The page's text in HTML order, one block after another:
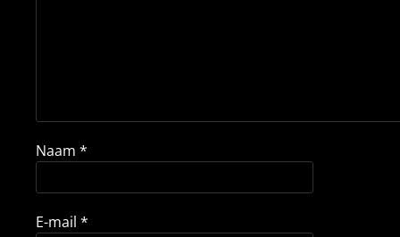
Naam *
E-mail *